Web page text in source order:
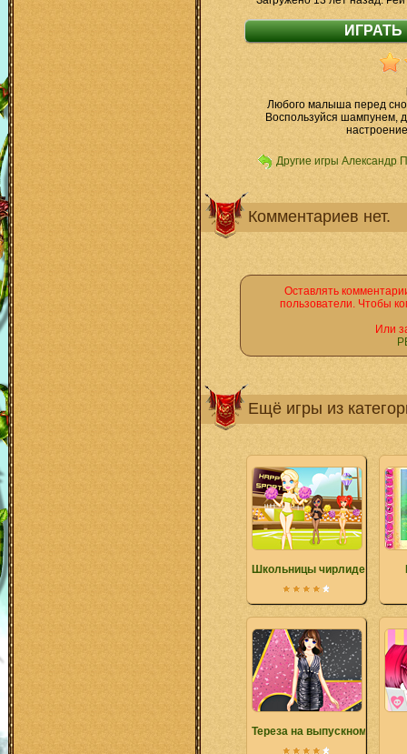
Любого малыша перед
Воспользуйся шампунем,
Другие игры Александр
Комментариев нет.
Оставлять
пользователи. Чтобы
Или
Ещё игры из
Школьницы чирлидерши
Тереза ​​на выпускном